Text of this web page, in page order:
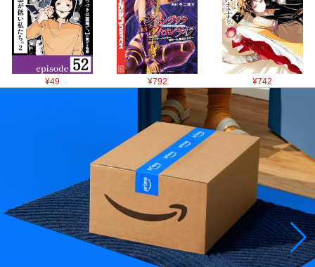
¥49 ¥792 ¥742